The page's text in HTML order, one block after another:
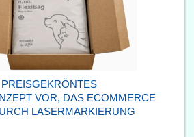
VOR, DAS ECOMMERCE
LASERMARKIERUNG